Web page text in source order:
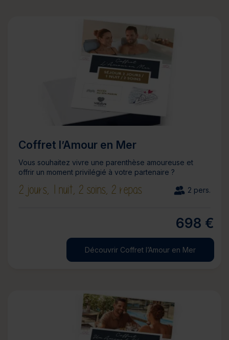
Coffret l’Amour en Mer
Vous souhaitez vivre une parenthèse amoureuse et
offrir un moment privilégié à votre partenaire ?
2 jours, 1 nuit, 2 soins, 2 repas 2 pers.
698 €
Découvrir Coffret l’Amour en Mer